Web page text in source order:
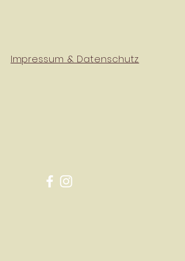
Impressum & Datenschutz